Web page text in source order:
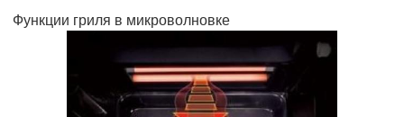
Функции гриля в микроволновке